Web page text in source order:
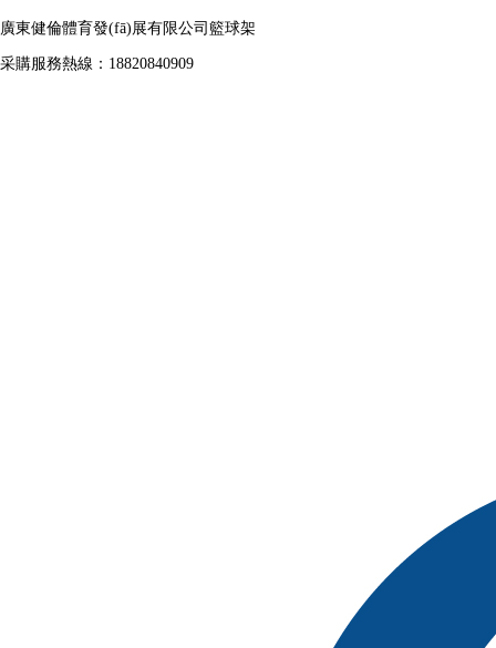
廣東健倫體育發(fā)展有限公司籃球架
采購服務熱線：18820840909